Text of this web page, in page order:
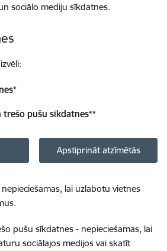
sociālo mediju sīkdatnes.
*
trešo pušu sīkdatnes**
Apstiprināt atzīmētās
lai uzlabotu vietnes
pušu sīkdatnes - nepieciešamas, lai
sociālajos medijos vai skatīt